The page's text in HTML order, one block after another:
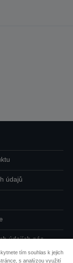
údajů
údajích nás
tím souhlas k jejich
s analýzou využití